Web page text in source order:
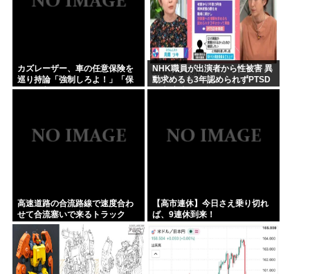
カズレーザー、車の任意保険を
巡り持論「強制しろよ！」「保
険にも入れないヤツは運転すん
NHK職員が出演者から性被害 異
動求めるも3年認められずPTSD
に 加害者側が釈明も… 月岡ツキ
高速道路の合流路線で速度合わ
せて合流塞いで来るトラック
www
【高市連休】今日さえ乗り切れ
ば、9連休到来！